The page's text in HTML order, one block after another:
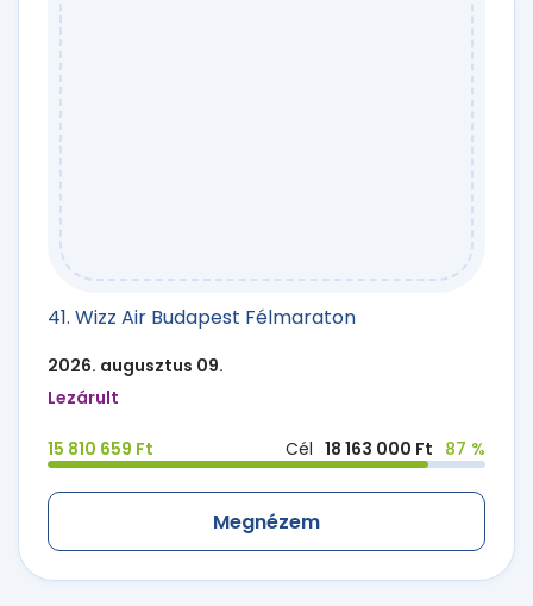
41. Wizz Air Budapest Félmaraton
2026. augusztus 09.
Lezárult
15 810 659 Ft Cél 18 163 000 Ft 87 %
Megnézem